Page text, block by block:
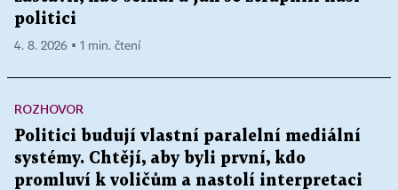
politici
4. 8. 2026 ▪ 1 min. čtení
ROZHOVOR
Politici budují vlastní paralelní mediální
systémy. Chtějí, aby byli první, kdo
promluví k voličům a nastolí interpretaci